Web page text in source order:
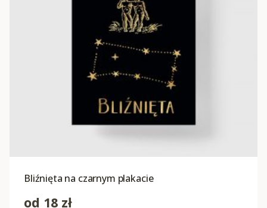
Bliźnięta na czarnym plakacie
od 18 zł